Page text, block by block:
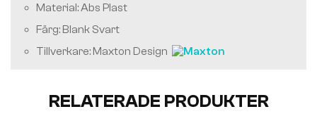
Material: Abs Plast
Färg: Blank Svart
Tillverkare: Maxton Design
RELATERADE PRODUKTER